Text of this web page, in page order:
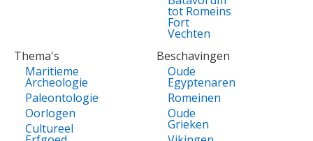
tot Romeins
Fort
Vechten
Thema's
Maritieme
Archeologie
Paleontologie
Oorlogen
Cultureel
Beschavingen
Oude
Egyptenaren
Romeinen
Oude
Grieken